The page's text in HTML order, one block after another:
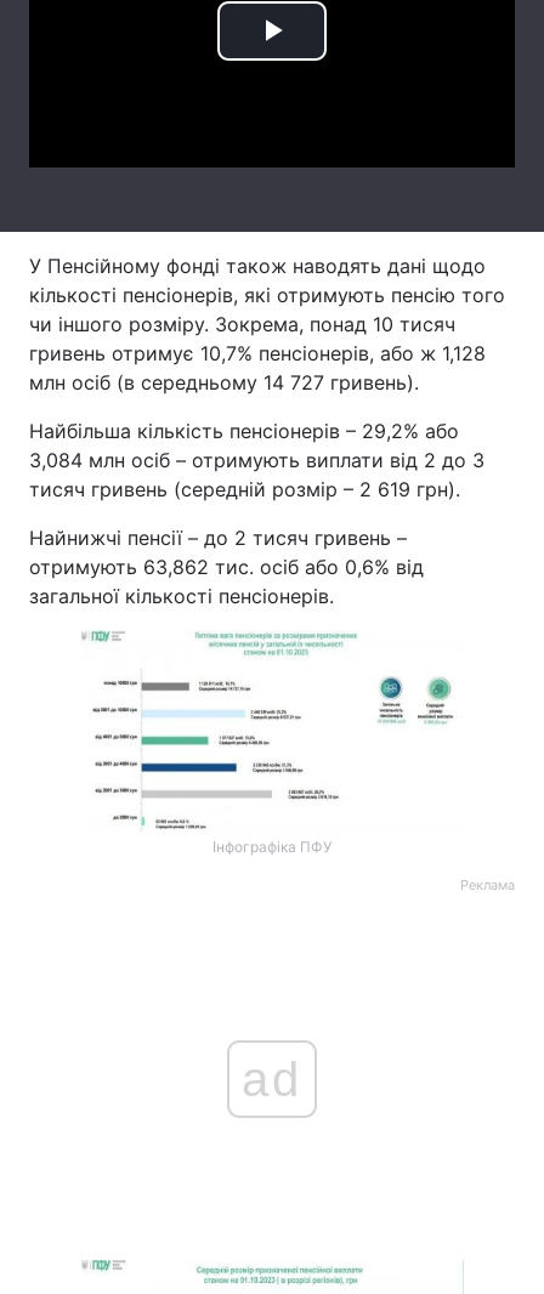
Тема оформлення
Play
У Пенсійному фонді також наводять дані щодо
кількості пенсіонерів, які отримують пенсію того
чи іншого розміру. Зокрема, понад 10 тисяч
гривень отримує 10,7% пенсіонерів, або ж 1,128
млн осіб (в середньому 14 727 гривень).
Найбільша кількість пенсіонерів – 29,2% або
3,084 млн осіб – отримують виплати від 2 до 3
тисяч гривень (середній розмір – 2 619 грн).
Найнижчі пенсії – до 2 тисяч гривень –
отримують 63,862 тис. осіб або 0,6% від
загальної кількості пенсіонерів.
Інфографіка ПФУ
Реклама
ad